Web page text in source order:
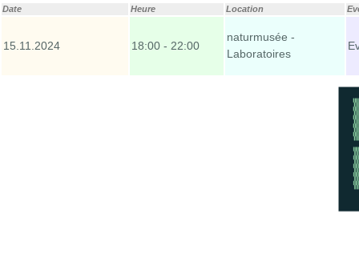
Date Heure Location
15.11.2024 18:00 - 22:00
naturmusée -
Laboratoires